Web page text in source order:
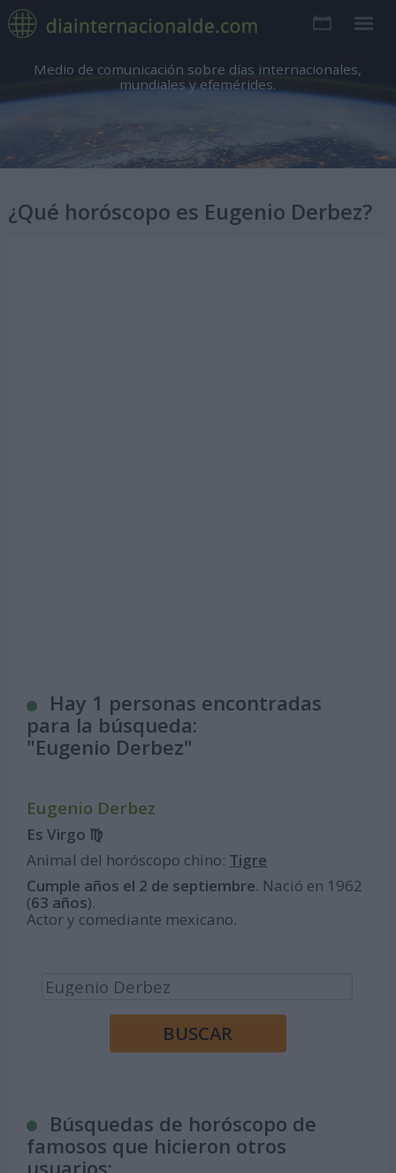
Medio de comunicación sobre días internacionales,
mundiales y efemérides.
¿Qué horóscopo es Eugenio Derbez?
Hay 1 personas encontradas
para la búsqueda:
"Eugenio Derbez"
Eugenio Derbez
Es Virgo ♍
Animal del horóscopo chino: Tigre
Cumple años el 2 de septiembre. Nació en 1962
(63 años).
Actor y comediante mexicano.
Búsquedas de horóscopo de
famosos que hicieron otros
usuarios: